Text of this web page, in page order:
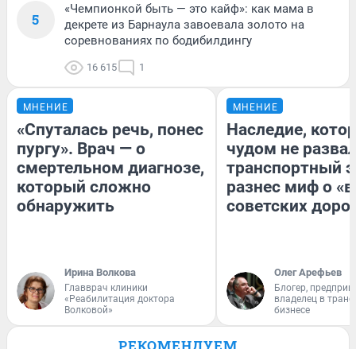
5
«Чемпионкой быть — это кайф»: как мама в
декрете из Барнаула завоевала золото на
соревнованиях по бодибилдингу
16 615 1
МНЕНИЕ
«Спуталась речь, понес
пургу». Врач — о
смертельном диагнозе,
который сложно
обнаружить
Ирина Волкова
Главврач клиники
«Реабилитация доктора
Волковой»
МНЕНИЕ
Наследие,
чудом не
транспортный
разнес миф о
советских
Олег Арефьев
Блогер,
владелец в
бизнесе
РЕКОМЕНДУЕМ